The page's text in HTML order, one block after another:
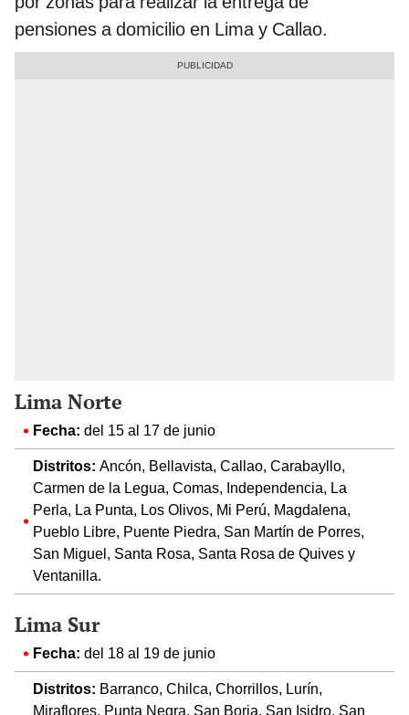
pensiones a domicilio en Lima y Callao.
Lima Norte
Fecha: del 15 al 17 de junio
Distritos: Ancón, Bellavista, Callao, Carabayllo,
Carmen de la Legua, Comas, Independencia, La
Perla, La Punta, Los Olivos, Mi Perú, Magdalena,
Pueblo Libre, Puente Piedra, San Martín de Porres,
San Miguel, Santa Rosa, Santa Rosa de Quives y
Ventanilla.
Lima Sur
Fecha: del 18 al 19 de junio
Distritos: Barranco, Chilca, Chorrillos, Lurín,
Miraflores, Punta Negra, San Borja, San Isidro, San